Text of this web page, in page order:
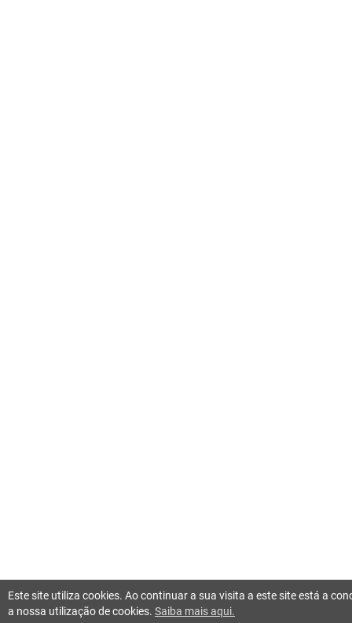
Este site utiliza cookies. Ao continuar a sua visita a este site está a
a nossa utilização de cookies. Saiba mais aqui.